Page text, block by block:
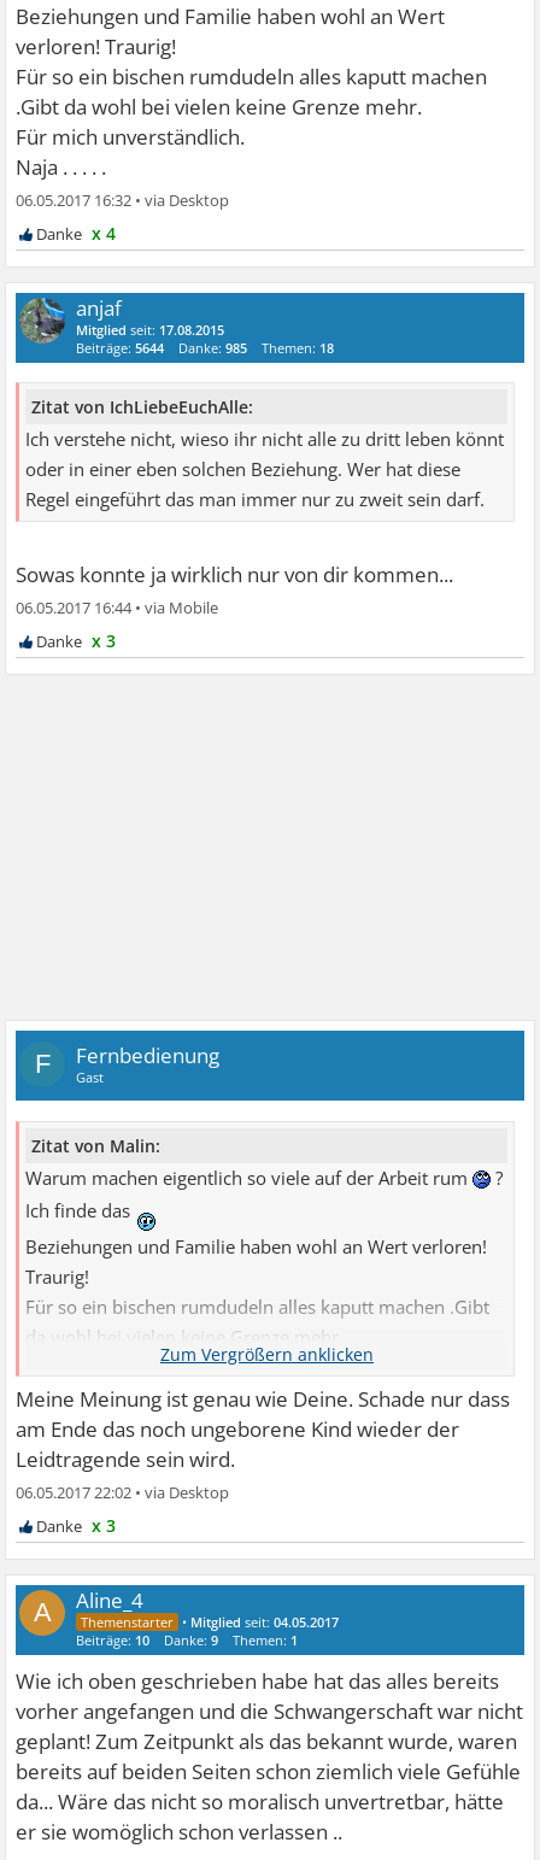
Beziehungen und Familie haben wohl an Wert
verloren! Traurig!
Für so ein bischen rumdudeln alles kaputt machen
.Gibt da wohl bei vielen keine Grenze mehr.
Für mich unverständlich.
Naja . . . . .
06.05.2017 16:32 •
x 4
anjaf
Mitglied seit: 17.08.2015
Beiträge:5644 Danke:985 Themen: 18
Zitat von IchLiebeEuchAlle:
Ich verstehe nicht, wieso ihr nicht alle zu dritt leben könnt
oder in einer eben solchen Beziehung. Wer hat diese
Regel eingeführt das man immer nur zu zweit sein darf.
Sowas konnte ja wirklich nur von dir kommen...
06.05.2017 16:44•
x 3
F Fernbedienung
Gast
Zitat von Malin:
Warum machen eigentlich so viele auf der Arbeit rum
?
Ich finde das
Beziehungen und Familie haben wohl an Wert verloren!
Traurig!
Für so ein bischen rumdudeln alles kaputt machen .Gibt
da wohl bei vielen keine Grenze mehr.
Für mich unverständlich.
Meine Meinung ist genau wie Deine. Schade nur dass
am Ende das noch ungeborene Kind wieder der
Leidtragende sein wird.
06.05.2017 22:02 •
x 3
A Aline_4
• Mitglied seit:04.05.2017
Beiträge: 10 Danke:9 Themen: 1
Wie ich oben geschrieben habe hat das alles bereits
vorher angefangen und die Schwangerschaft war nicht
geplant! Zum Zeitpunkt als das bekannt wurde, waren
bereits auf beiden Seiten schon ziemlich viele Gefühle
da... Wäre das nicht so moralisch unvertretbar, hätte
er sie womöglich schon verlassen ..